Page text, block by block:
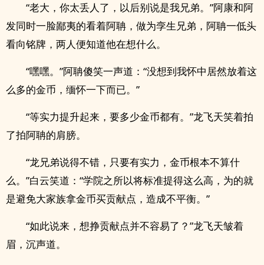
“老大，你太丢人了，以后别说是我兄弟。”阿康和阿
发同时一脸鄙夷的看着阿聃，做为孪生兄弟，阿聃一低头
看向铭牌，两人便知道他在想什么。
“嘿嘿。”阿聃傻笑一声道：“没想到我怀中居然放着这
么多的金币，缅怀一下而已。”
“等实力提升起来，要多少金币都有。”龙飞天笑着拍
了拍阿聃的肩膀。
“龙兄弟说得不错，只要有实力，金币根本不算什
么。”白云笑道：“学院之所以将标准提得这么高，为的就
是避免大家族拿金币买贡献点，造成不平衡。”
“如此说来，想挣贡献点并不容易了？”龙飞天皱着
眉，沉声道。